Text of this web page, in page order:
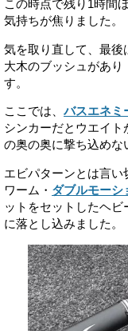
この時点で残り1時間
気持ちが焦りました。
気を取り直して、最後
大木のブッシュがあり
す。
ここでは、 バスエネミ
シンカーだとウエイト
の奥の奥に撃ち込めな
エビパターンとは言
ワーム・ ダブルモーシ
ットをセットしたヘ
に落とし込みました。